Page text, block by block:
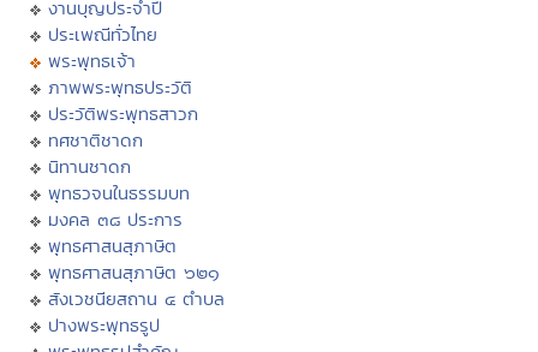
งานบุญประจำปี
ประเพณีทั่วไทย
พระพุทธเจ้า
ภาพพระพุทธประวัติ
ประวัติพระพุทธสาวก
ทศชาติชาดก
นิทานชาดก
พุทธวจนในธรรมบท
มงคล ๓๘ ประการ
พุทธศาสนสุภาษิต
พุทธศาสนสุภาษิต ๖๒๑
สังเวชนียสถาน ๔ ตำบล
ปางพระพุทธรูป